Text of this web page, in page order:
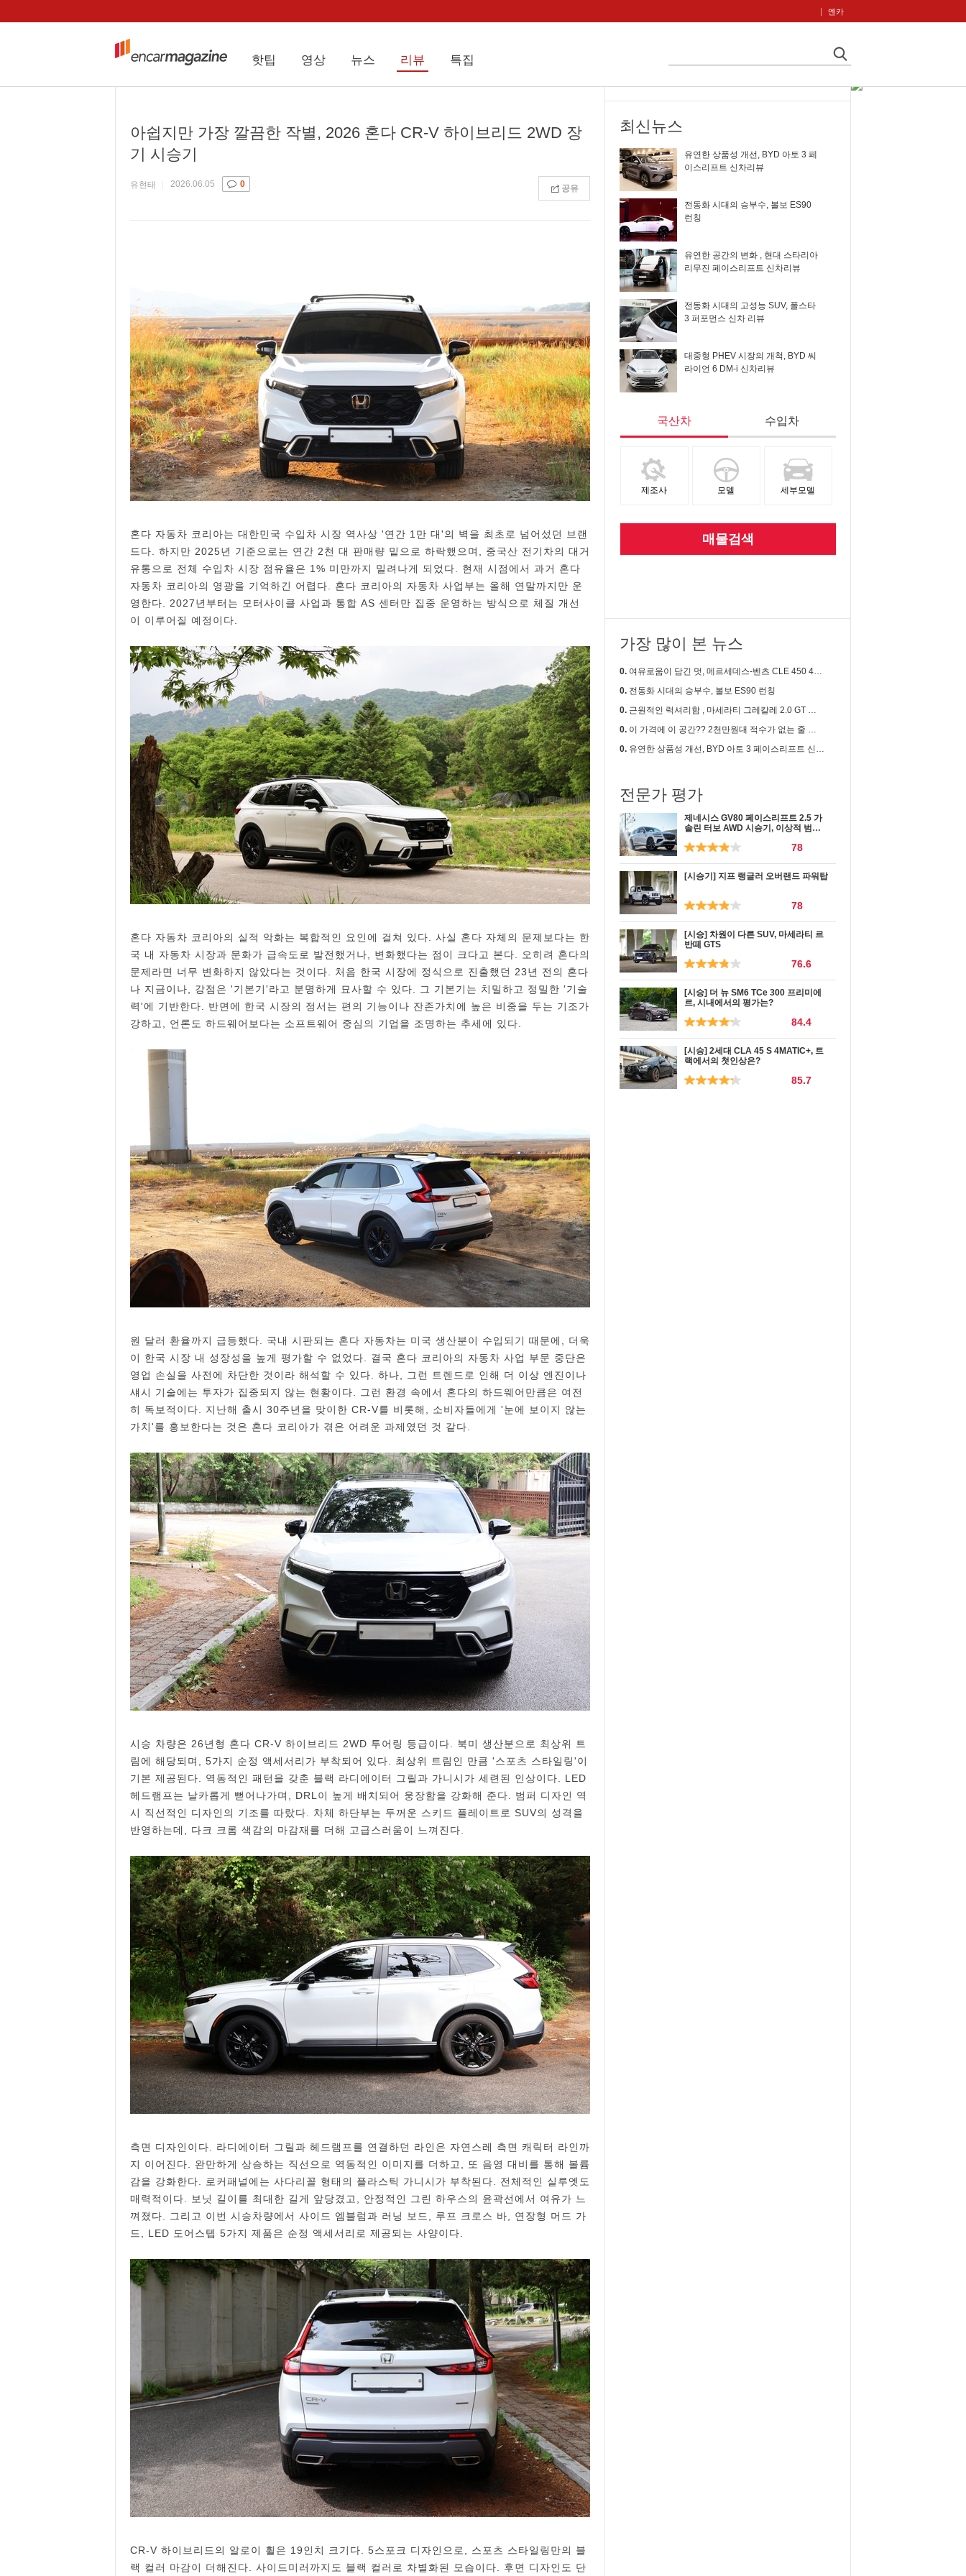
엔카
핫팁 영상 뉴스 리뷰 특집
아쉽지만 가장 깔끔한 작별, 2026 혼다 CR-V 하이브리드 2WD 장
기 시승기
유현태 2026.06.05 0 공유
혼다 자동차 코리아는 대한민국 수입차 시장 역사상 '연간 1만 대'의 벽을 최초로 넘어섰던 브랜
드다. 하지만 2025년 기준으로는 연간 2천 대 판매량 밑으로 하락했으며, 중국산 전기차의 대거
유통으로 전체 수입차 시장 점유율은 1% 미만까지 밀려나게 되었다. 현재 시점에서 과거 혼다
자동차 코리아의 영광을 기억하긴 어렵다. 혼다 코리아의 자동차 사업부는 올해 연말까지만 운
영한다. 2027년부터는 모터사이클 사업과 통합 AS 센터만 집중 운영하는 방식으로 체질 개선
이 이루어질 예정이다.
혼다 자동차 코리아의 실적 악화는 복합적인 요인에 걸쳐 있다. 사실 혼다 자체의 문제보다는 한
국 내 자동차 시장과 문화가 급속도로 발전했거나, 변화했다는 점이 크다고 본다. 오히려 혼다의
문제라면 너무 변화하지 않았다는 것이다. 처음 한국 시장에 정식으로 진출했던 23년 전의 혼다
나 지금이나, 강점은 '기본기'라고 분명하게 묘사할 수 있다. 그 기본기는 치밀하고 정밀한 '기술
력'에 기반한다. 반면에 한국 시장의 정서는 편의 기능이나 잔존가치에 높은 비중을 두는 기조가
강하고, 언론도 하드웨어보다는 소프트웨어 중심의 기업을 조명하는 추세에 있다.
원 달러 환율까지 급등했다. 국내 시판되는 혼다 자동차는 미국 생산분이 수입되기 때문에, 더욱
이 한국 시장 내 성장성을 높게 평가할 수 없었다. 결국 혼다 코리아의 자동차 사업 부문 중단은
영업 손실을 사전에 차단한 것이라 해석할 수 있다. 하나, 그런 트렌드로 인해 더 이상 엔진이나
섀시 기술에는 투자가 집중되지 않는 현황이다. 그런 환경 속에서 혼다의 하드웨어만큼은 여전
히 독보적이다. 지난해 출시 30주년을 맞이한 CR-V를 비롯해, 소비자들에게 '눈에 보이지 않는
가치'를 홍보한다는 것은 혼다 코리아가 겪은 어려운 과제였던 것 같다.
시승 차량은 26년형 혼다 CR-V 하이브리드 2WD 투어링 등급이다. 북미 생산분으로 최상위 트
림에 해당되며, 5가지 순정 액세서리가 부착되어 있다. 최상위 트림인 만큼 '스포츠 스타일링'이
기본 제공된다. 역동적인 패턴을 갖춘 블랙 라디에이터 그릴과 가니시가 세련된 인상이다. LED
헤드램프는 날카롭게 뻗어나가며, DRL이 높게 배치되어 웅장함을 강화해 준다. 범퍼 디자인 역
시 직선적인 디자인의 기조를 따랐다. 차체 하단부는 두꺼운 스키드 플레이트로 SUV의 성격을
반영하는데, 다크 크롬 색감의 마감재를 더해 고급스러움이 느껴진다.
측면 디자인이다. 라디에이터 그릴과 헤드램프를 연결하던 라인은 자연스레 측면 캐릭터 라인까
지 이어진다. 완만하게 상승하는 직선으로 역동적인 이미지를 더하고, 또 음영 대비를 통해 볼륨
감을 강화한다. 로커패널에는 사다리꼴 형태의 플라스틱 가니시가 부착된다. 전체적인 실루엣도
매력적이다. 보닛 길이를 최대한 길게 앞당겼고, 안정적인 그린 하우스의 윤곽선에서 여유가 느
껴졌다. 그리고 이번 시승차량에서 사이드 엠블럼과 러닝 보드, 루프 크로스 바, 연장형 머드 가
드, LED 도어스텝 5가지 제품은 순정 액세서리로 제공되는 사양이다.
CR-V 하이브리드의 알로이 휠은 19인치 크기다. 5스포크 디자인으로, 스포츠 스타일링만의 블
랙 컬러 마감이 더해진다. 사이드미러까지도 블랙 컬러로 차별화된 모습이다. 후면 디자인도 단
최신뉴스
유연한 상품성 개선, BYD 아토 3 페
이스리프트 신차리뷰
전동화 시대의 승부수, 볼보 ES90
런칭
유연한 공간의 변화 , 현대 스타리아
리무진 페이스리프트 신차리뷰
전동화 시대의 고성능 SUV, 폴스타
3 퍼포먼스 신차 리뷰
대중형 PHEV 시장의 개척, BYD 씨
라이언 6 DM-i 신차리뷰
국산차 수입차
제조사 모델 세부모델
매물검색
가장 많이 본 뉴스
0. 여유로움이 담긴 멋, 메르세데스-벤츠 CLE 450 4matic 카브리올레 시승기
0. 전동화 시대의 승부수, 볼보 ES90 런칭
0. 근원적인 럭셔리함 , 마세라티 그레칼레 2.0 GT 시승기
0. 이 가격에 이 공간?? 2천만원대 적수가 없는 줄 알았는데... | 2세대 셀토스 1.6 가솔린 솔직 시승기
0. 유연한 상품성 개선, BYD 아토 3 페이스리프트 신차리뷰
전문가 평가
제네시스 GV80 페이스리프트 2.5 가
솔린 터보 AWD 시승기, 이상적 범용
78
[시승기] 지프 랭글러 오버랜드 파워탑
78
[시승] 차원이 다른 SUV, 마세라티 르
반떼 GTS
76.6
[시승] 더 뉴 SM6 TCe 300 프리미에
르, 시내에서의 평가는?
84.4
[시승] 2세대 CLA 45 S 4MATIC+, 트
랙에서의 첫인상은?
85.7